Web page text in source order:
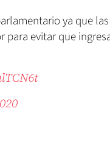
ya que las
evitar que